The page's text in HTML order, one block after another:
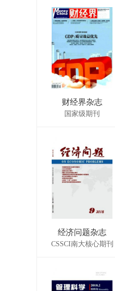
财经界杂志
国家级期刊
经济问题杂志
CSSCI南大核心期刊